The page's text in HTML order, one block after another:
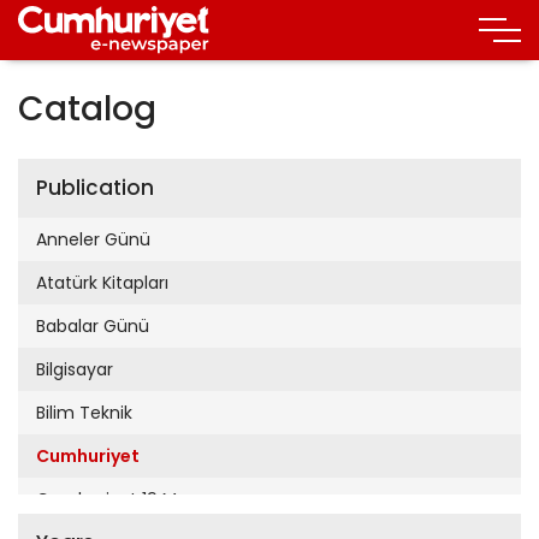
Catalog
Publication
Anneler Günü
Atatürk Kitapları
Babalar Günü
Bilgisayar
Bilim Teknik
Cumhuriyet
Cumhuriyet 19 Mayıs